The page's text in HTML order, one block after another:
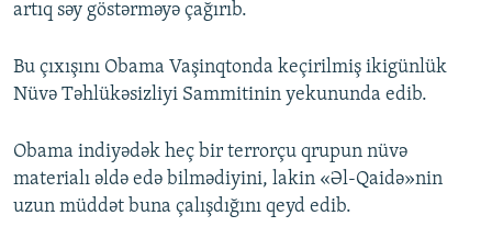
artıq səy göstərməyə çağırıb.
Bu çıxışını Obama Vaşinqtonda keçirilmiş ikigünlük
Nüvə Təhlükəsizliyi Sammitinin yekununda edib.
Obama indiyədək heç bir terrorçu qrupun nüvə
materialı əldə edə bilmədiyini, lakin «Əl-Qaidə»nin
uzun müddət buna çalışdığını qeyd edib.